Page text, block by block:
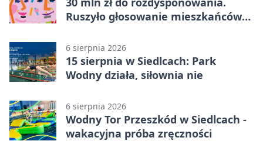
Ruszyło głosowanie mieszkańców
6 sierpnia 2026
15 sierpnia w Siedlcach: Park
Wodny działa, siłownia nie
6 sierpnia 2026
Wodny Tor Przeszkód w Siedlcach -
wakacyjna próba zręczności